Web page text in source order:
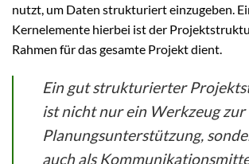
nutzt, um Daten strukturiert einzugeben.
Kernelemente hierbei ist der
Rahmen für das gesamte Projekt dient.
Ein gut strukturierter
ist nicht nur ein Werkzeug zur
Planungsunterstützung,
auch als